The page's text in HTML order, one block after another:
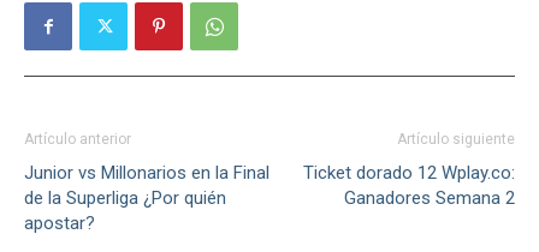
Artículo anterior
Junior vs Millonarios en la Final
de la Superliga ¿Por quién
apostar?
Artículo siguiente
Ticket dorado 12 Wplay.co:
Ganadores Semana 2